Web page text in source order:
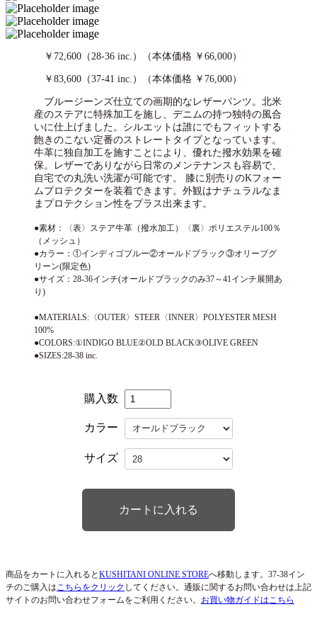
￥72,600（28-36 inc.）（本体価格 ￥66,000）
￥83,600（37-41 inc.）（本体価格 ￥76,000）
ブルージーンズ仕立ての画期的なレザーパンツ。北米
産のステアに特殊加工を施し、デニムの持つ独特の風合
いに仕上げました。シルエットは誰にでもフィットする
飽きのこない定番のストレートタイプとなっています。
牛革に独自加工を施すことにより、優れた撥水効果を確
保。レザーでありながら日常のメンテナンスも容易で、
自宅での丸洗い洗濯が可能です。 膝に別売りのKフォー
ムプロテクターを装着できます。外観はナチュラルなま
まプロテクション性をプラス出来ます。
●素材：〈表〉ステア牛革（撥水加工）〈裏〉ポリエステル100％
（メッシュ）
●カラー：①インディゴブルー②オールドブラック③オリーブグ
リーン(限定色)
●サイズ：28-36インチ(オールドブラックのみ37～41インチ展開あ
り)
●MATERIALS:〈OUTER〉STEER〈INNER〉POLYESTER MESH
100%
●COLORS:①INDIGO BLUE②OLD BLACK③OLIVE GREEN
●SIZES:28-38 inc.
購入数
カラー
サイズ
商品をカートに入れると KUSHITANI ONLINE STOREへ移動します。37-38イン
チのご購入はこちらをクリック してください。通販に関するお問い合わせは上記
サイトのお問い合わせフォームをご利用ください。 お買い物ガイドはこちら